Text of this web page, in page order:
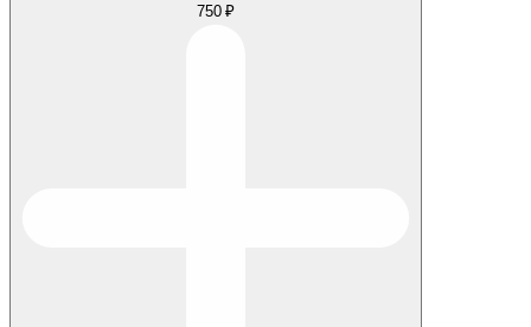
750 ₽